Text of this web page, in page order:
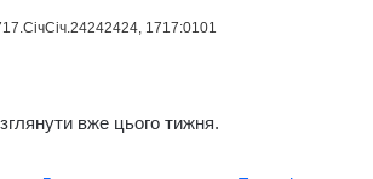
1717:0101
вже цього тижня.